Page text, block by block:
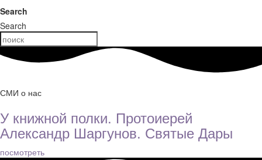
Search
Search
СМИ о нас
У книжной полки. Протоиерей
Александр Шаргунов. Святые Дары
посмотреть